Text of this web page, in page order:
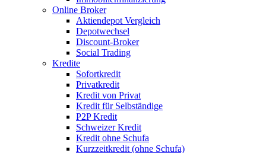
Online Broker
Aktiendepot Vergleich
Depotwechsel
Discount-Broker
Social Trading
Kredite
Sofortkredit
Privatkredit
Kredit von Privat
Kredit für Selbständige
P2P Kredit
Schweizer Kredit
Kredit ohne Schufa
Kurzzeitkredit (ohne Schufa)